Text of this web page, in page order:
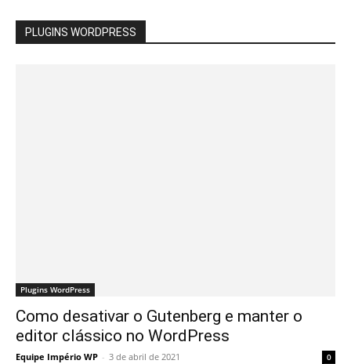
PLUGINS WORDPRESS
Plugins WordPress
Como desativar o Gutenberg e manter o
editor clássico no WordPress
Equipe Império WP - 3 de abril de 2021 0